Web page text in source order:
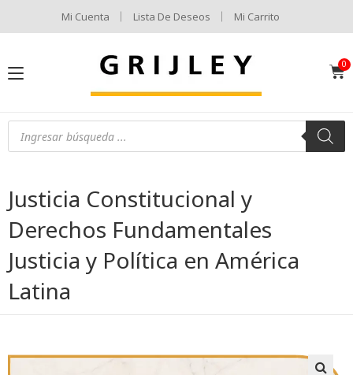
Mi Cuenta Lista De Deseos Mi Carrito
Justicia Constitucional y
Derechos Fundamentales
Justicia y Política en América
Latina